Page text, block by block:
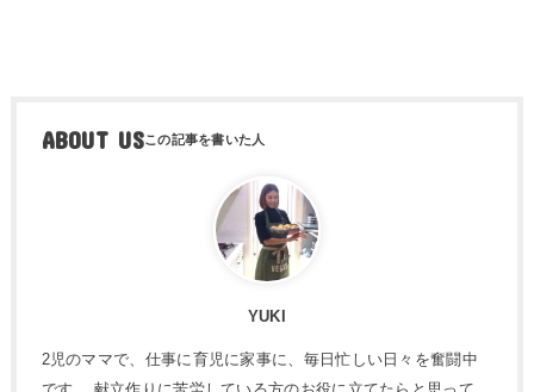
ABOUT US
YUKI
2児のママで、仕事に育児に家事に、毎日忙しい日々を奮闘中